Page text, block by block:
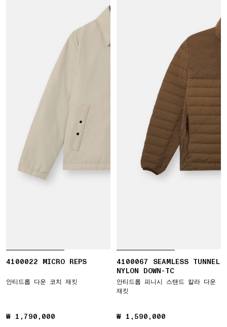
4100022 MICRO REPS
안티드롭 다운 코치 재킷
₩ 1,790,000
₩ 1,790,000
4100067 SEAMLESS TUNNEL
NYLON DOWN-TC
안티드롭 피니시 스탠드 칼라 다운
재킷
₩ 1,590,000
₩ 1,590,000